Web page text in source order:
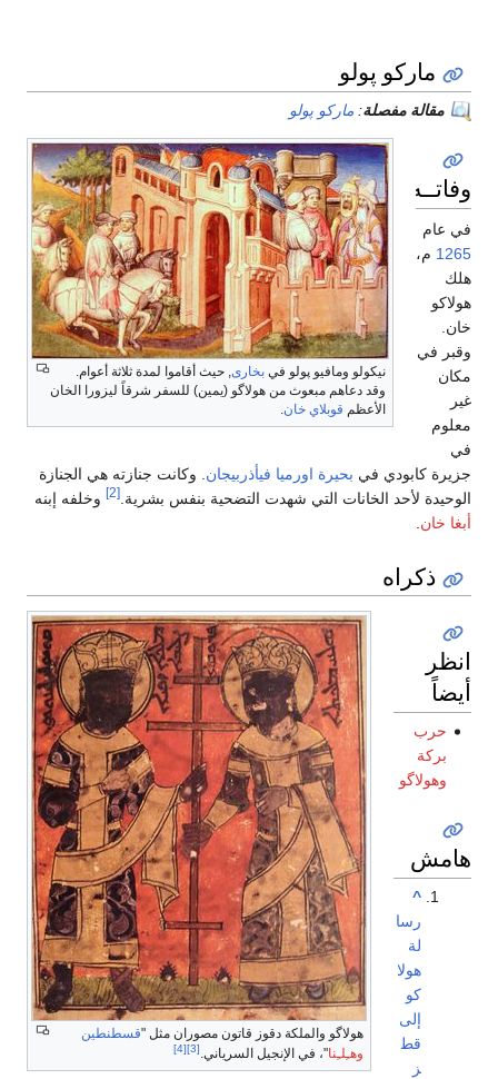
ماركو پولو
مقالة مفصلة: ماركو پولو
نيكولو ومافيو پولو في بخارى, حيث أقاموا لمدة ثلاثة أعوام.
وقد دعاهم مبعوث من هولاگو (يمين) للسفر شرقاً ليزورا الخان
الأعظم قوبلاي خان.
وفاتــه
في عام
1265 م،
هلك
هولاكو
خان.
وقبر في
مكان
غير
معلوم
في
جزيرة كابودي في بحيرة اورميا فيأذربيجان . وكانت جنازته هي الجنازة
الوحيدة لأحد الخانات التي شهدت التضحية بنفس بشرية. [2]
وخلفه إبنه
أبغا خان
ذكراه
هولاگو والملكة دقوز قاتون مصوران مثل "قسطنطين
وهـِلـِنا"، في الإنجيل السرياني. [3]
[4]
انظر
أيضاً
حرب
بركة
وهولاگو
هامش
^
رسا
لة
هولا
كو
إلى
قط
ز